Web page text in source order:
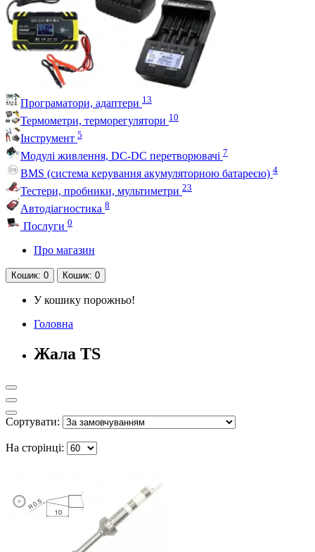
Програматори, адаптери 13
Термометри, терморегулятори 10
Інструмент 5
Модулі живлення, DC-DC перетворювачі 7
BMS (система керування акумуляторною батареєю) 4
Тестери, пробники, мультиметри 23
Автодіагностика 8
Послуги 0
Про магазин
Кошик: 0 Кошик: 0
У кошику порожньо!
Головна
Жала TS
Сортувати:
На сторінці: